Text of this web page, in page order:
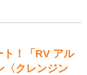
ト！「RV アル
〈クレンジン